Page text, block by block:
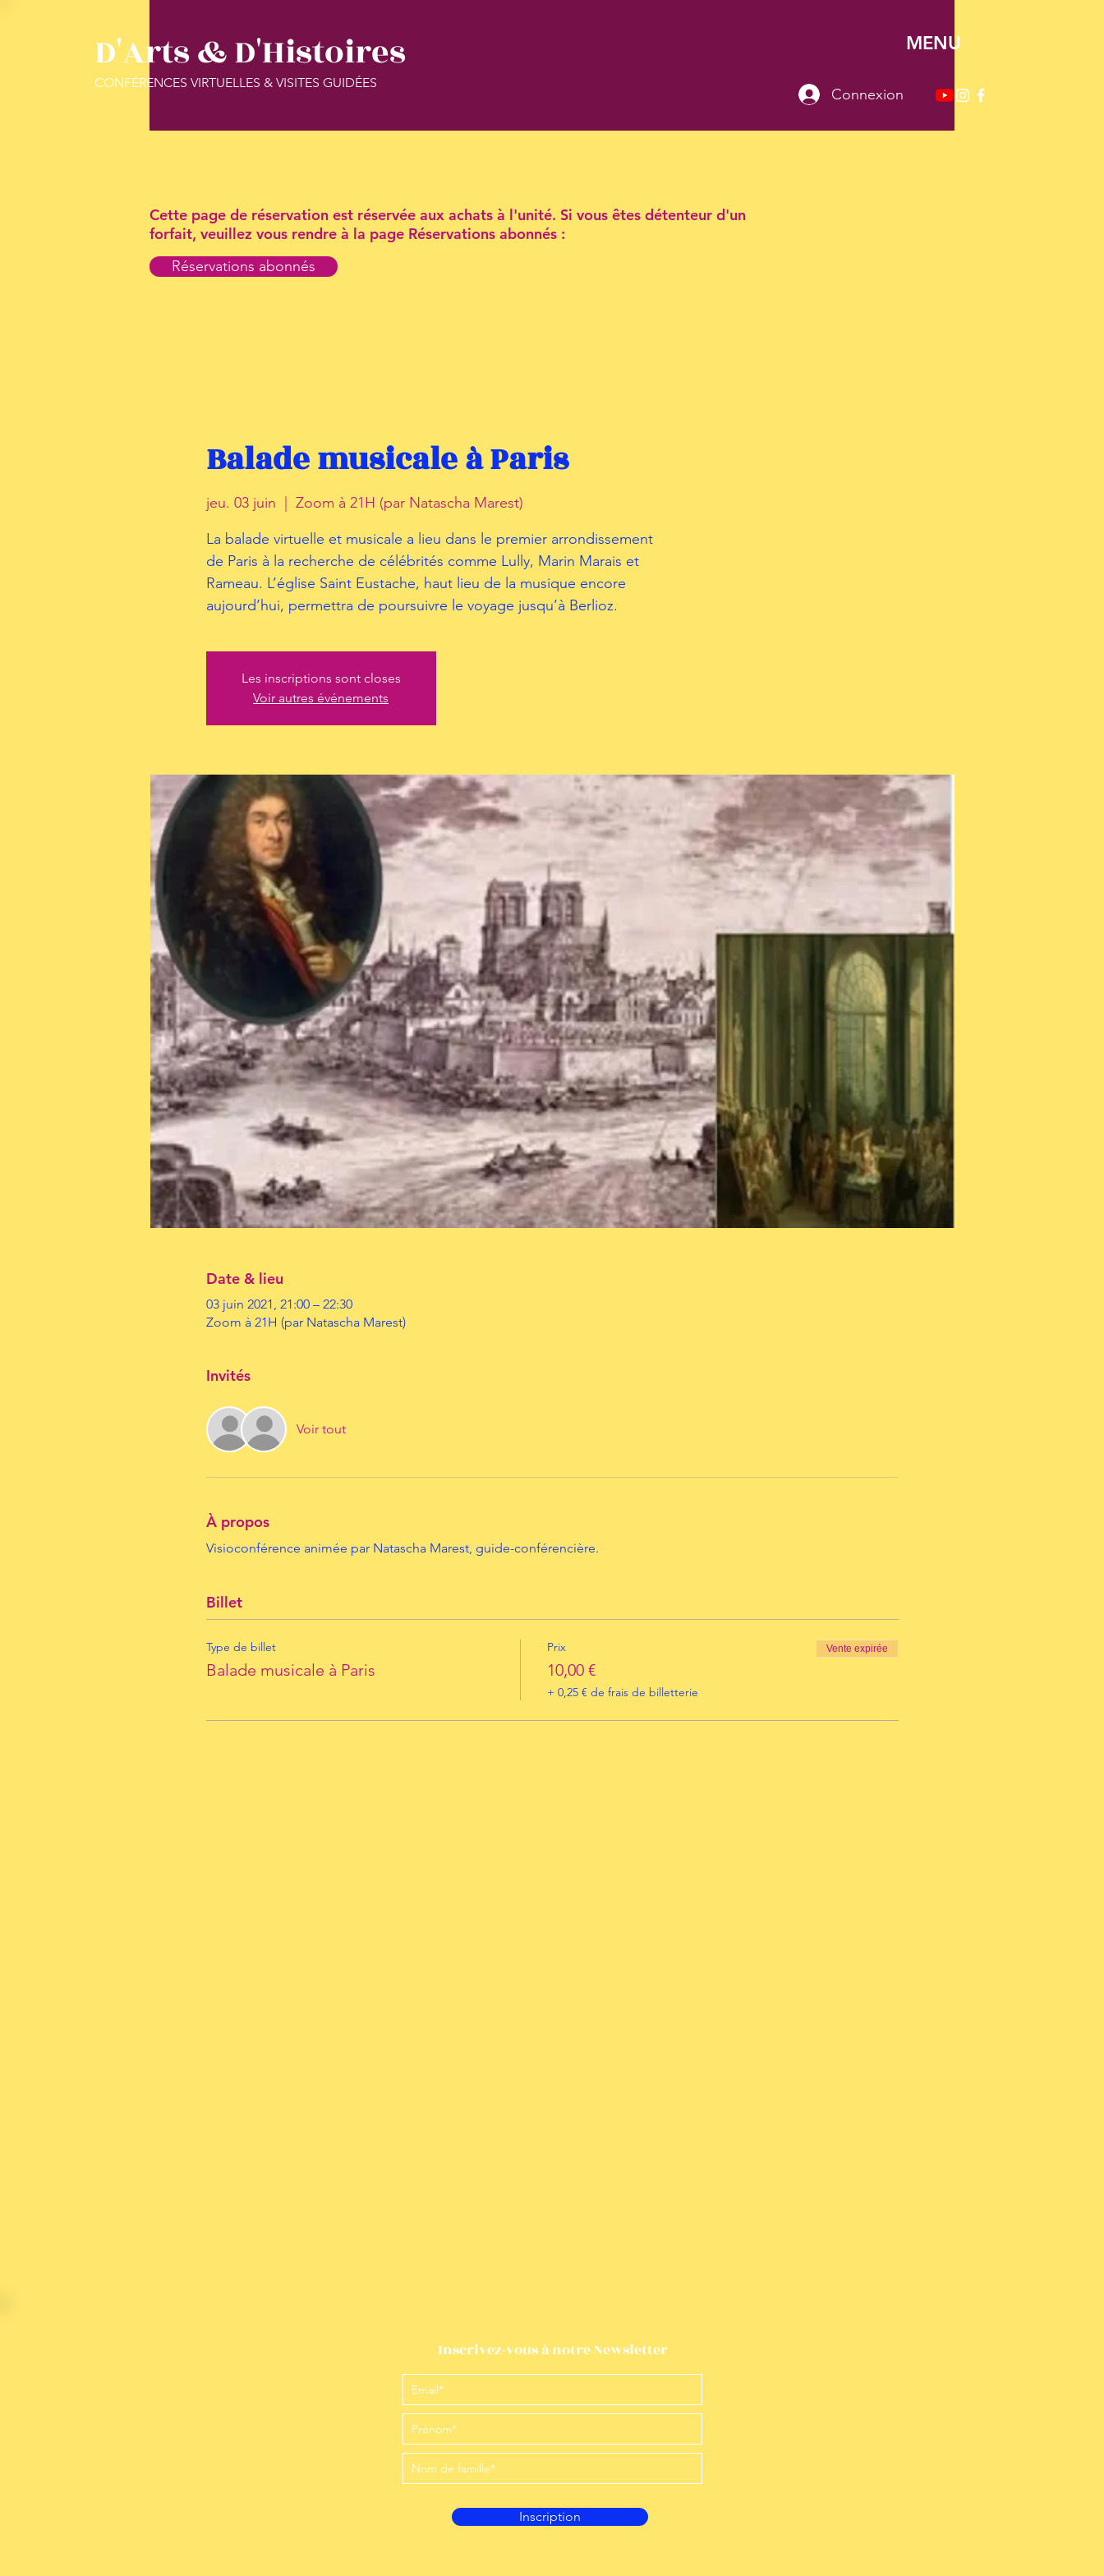
D'Arts & D'Histoires
CONFÉRENCES VIRTUELLES & VISITES GUIDÉES
Connexion
MENU
Cette page de réservation est réservée aux achats à l'unité. Si vous êtes détenteur d'un
forfait, veuillez vous rendre à la page Réservations abonnés :
Réservations abonnés
Balade musicale à Paris
jeu. 03 juin
Zoom à 21H (par Natascha Marest)
La balade virtuelle et musicale a lieu dans le premier arrondissement
de Paris à la recherche de célébrités comme Lully, Marin Marais et
Rameau. L’église Saint Eustache, haut lieu de la musique encore
aujourd’hui, permettra de poursuivre le voyage jusqu’à Berlioz.
Les inscriptions sont closes
Voir autres événements
Date & lieu
03 juin 2021, 21:00 – 22:30
Zoom à 21H (par Natascha Marest)
Invités
Voir tout
À propos
Visioconférence animée par Natascha Marest, guide-conférencière.
Billet
Type de billet
Balade musicale à Paris
Prix
10,00 €
+ 0,25 € de frais de billetterie
Vente expirée
Inscrivez-vous à notre Newsletter
Inscription